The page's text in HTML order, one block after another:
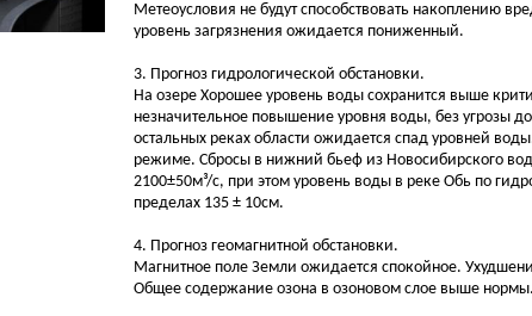
Метеоусловия не будут способствовать накоплению
уровень загрязнения ожидается пониженный.
3. Прогноз гидрологической обстановки.
На озере Хорошее уровень воды сохранится выше
незначительное повышение уровня воды, без угрозы
остальных реках области ожидается спад уровней
режиме. Сбросы в нижний бьеф из Новосибирского
2100±50м³/с, при этом уровень воды в реке Обь по
пределах 135 ± 10см.
4. Прогноз геомагнитной обстановки.
Магнитное поле Земли ожидается спокойное.
Общее содержание озона в озоновом слое выше нормы.